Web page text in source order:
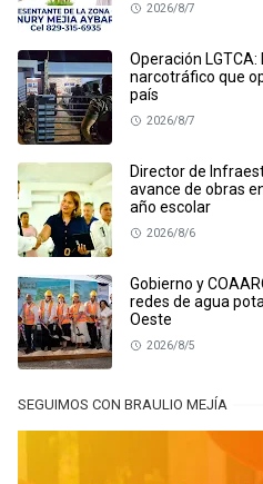
2026/8/7
Operación
narcotráfico que
país
2026/8/7
Director de
avance de obras
año escolar
2026/8/6
Gobierno y
redes de agua
Oeste
2026/8/5
SEGUIMOS CON BRAULIO MEJÍA